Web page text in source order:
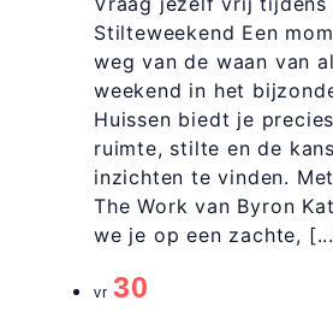
Stilteweekend Een
weg van de waan van
weekend in het
Huissen biedt je
ruimte, stilte en de
inzichten te vinden.
The Work van Byron
we je op een zachte,
vr 30